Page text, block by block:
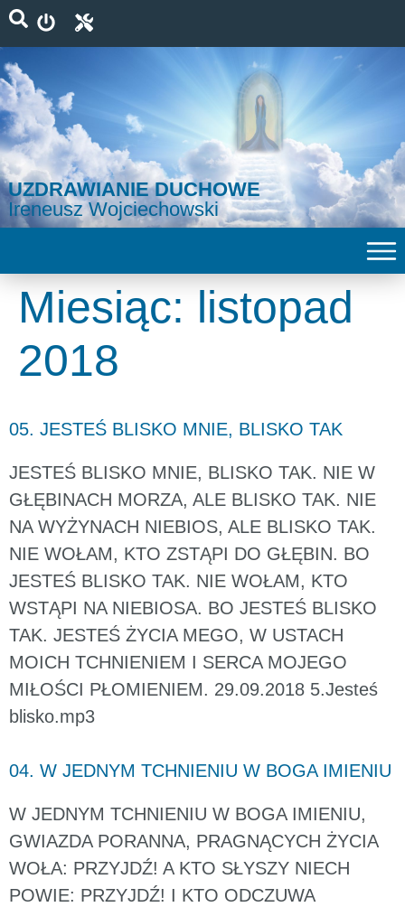
UZDRAWIANIE DUCHOWE
Ireneusz Wojciechowski
Miesiąc: listopad
2018
05. JESTEŚ BLISKO MNIE, BLISKO TAK
JESTEŚ BLISKO MNIE, BLISKO TAK. NIE W
GŁĘBINACH MORZA, ALE BLISKO TAK. NIE
NA WYŻYNACH NIEBIOS, ALE BLISKO TAK.
NIE WOŁAM, KTO ZSTĄPI DO GŁĘBIN. BO
JESTEŚ BLISKO TAK. NIE WOŁAM, KTO
WSTĄPI NA NIEBIOSA. BO JESTEŚ BLISKO
TAK. JESTEŚ ŻYCIA MEGO, W USTACH
MOICH TCHNIENIEM I SERCA MOJEGO
MIŁOŚCI PŁOMIENIEM. 29.09.2018 5.Jesteś
blisko.mp3
04. W JEDNYM TCHNIENIU W BOGA IMIENIU
W JEDNYM TCHNIENIU W BOGA IMIENIU,
GWIAZDA PORANNA, PRAGNĄCYCH ŻYCIA
WOŁA: PRZYJDŹ! A KTO SŁYSZY NIECH
POWIE: PRZYJDŹ! I KTO ODCZUWA